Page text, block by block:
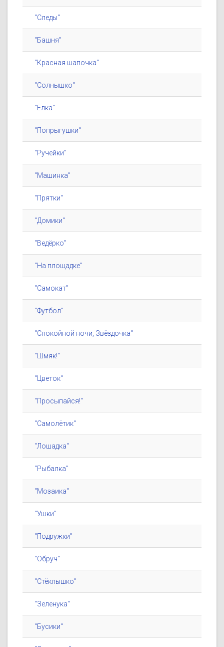
"Следы"
"Башня"
"Красная шапочка"
"Солнышко"
"Ёлка"
"Попрыгушки"
"Ручейки"
"Машинка"
"Прятки"
"Домики"
"Ведёрко"
"На площадке"
"Самокат"
"Футбол"
"Спокойной ночи, Звёздочка"
"Шмяк!"
"Цветок"
"Просыпайся!"
"Самолётик"
"Лошадка"
"Рыбалка"
"Мозаика"
"Ушки"
"Подружки"
"Обруч"
"Стёклышко"
"Зеленука"
"Бусики"